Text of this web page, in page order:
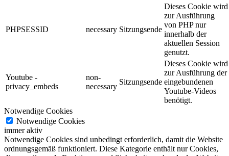
PHPSESSID necessary Sitzungsende
Dieses Cookie wird
zur Ausführung
von PHP nur
innerhalb der
aktuellen Session
genutzt.
Youtube -
privacy_embeds
non-
necessary
Sitzungsende
Dieses Cookie wird
zur Ausführung der
eingebundenen
Youtube-Videos
benötigt.
Notwendige Cookies
Notwendige Cookies
immer aktiv
Notwendige Cookies sind unbedingt erforderlich, damit die Website
ordnungsgemäß funktioniert. Diese Kategorie enthält nur Cookies,